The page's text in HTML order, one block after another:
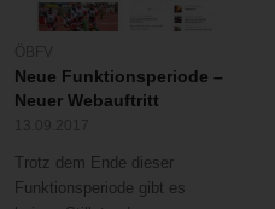
Neue Funktionsperiode –
Neuer Webauftritt
Trotz dem Ende dieser
Funktionsperiode gibt es